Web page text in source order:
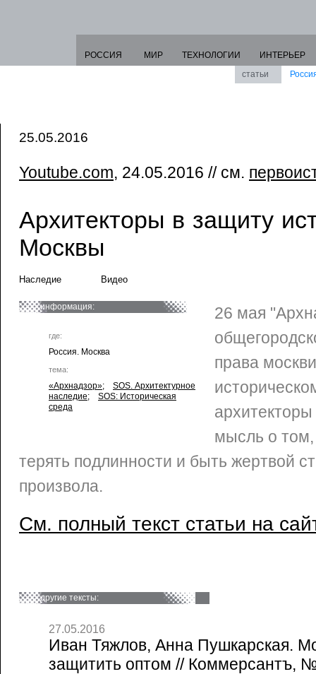
РОССИЯ МИР ТЕХНОЛОГИИ
ИНТЕРЬЕР
статьи
25.05.2016
Youtube.com, 24.05.2016 // см.
Архитекторы в защиту
Москвы
Наследие Видео
информация:
где:
Россия. Москва
тема:
«Архнадзор»; SOS. Архитектурное
наследие; SOS: Историческая
среда
26 мая
права
мысль о том,
терять подлинности и быть жертвой
произвола.
См. полный текст статьи на
другие тексты:
27.05.2016
Иван Тяжлов, Анна Пушкарская.
защитить оптом // Коммерсантъ,